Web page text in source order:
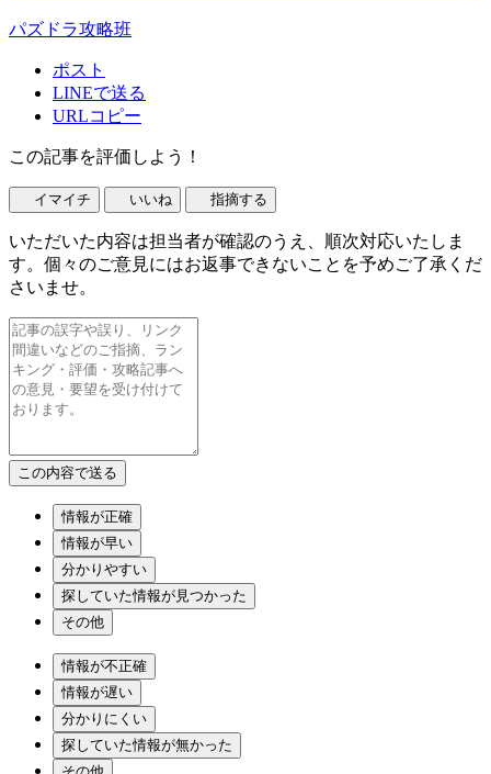
パズドラ攻略班
ポスト
LINEで送る
URLコピー
この記事を評価しよう！
イマイチ いいね 指摘する
いただいた内容は担当者が確認のうえ、順次対応いたしま
す。個々のご意見にはお返事できないことを予めご了承くだ
さいませ。
情報が正確
情報が早い
分かりやすい
探していた情報が見つかった
その他
情報が不正確
情報が遅い
分かりにくい
探していた情報が無かった